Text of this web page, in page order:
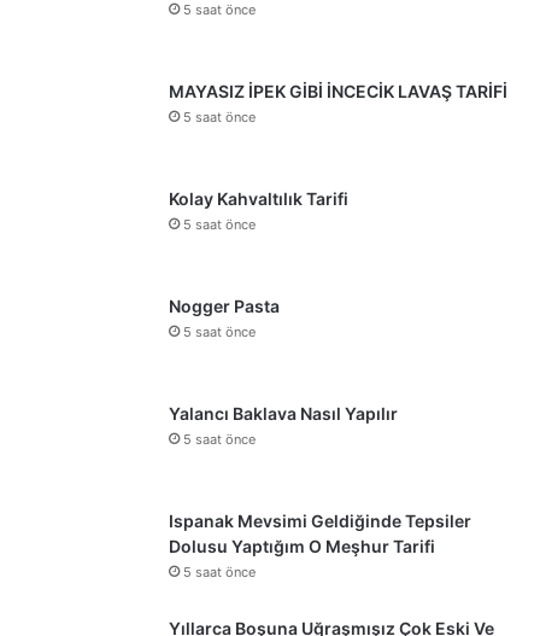
5 saat önce
MAYASIZ İPEK GİBİ İNCECİK LAVAŞ TARİFİ
5 saat önce
Kolay Kahvaltılık Tarifi
5 saat önce
Nogger Pasta
5 saat önce
Yalancı Baklava Nasıl Yapılır
5 saat önce
Ispanak Mevsimi Geldiğinde Tepsiler
Dolusu Yaptığım O Meşhur Tarifi
5 saat önce
Yıllarca Boşuna Uğraşmışız Çok Eski Ve